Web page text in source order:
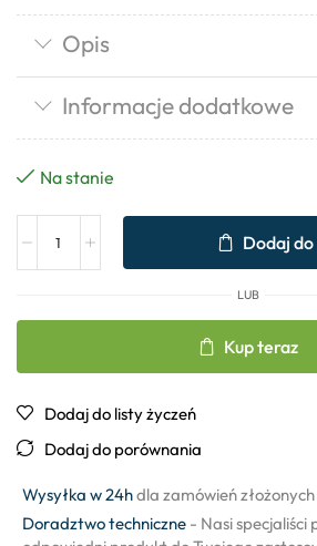
Opis
Informacje dodatkowe
Na stanie
Dodaj
LUB
Kup teraz
Dodaj do listy życzeń
Dodaj do porównania
Wysyłka w 24hdla zamówień
Doradztwo techniczne - Nasi